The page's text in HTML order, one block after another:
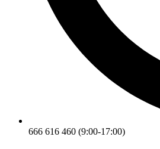
666 616 460 (9:00-17:00)